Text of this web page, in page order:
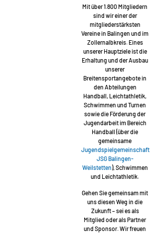
Mit über 1.800 Mitgliedern
sind wir einer der
mitgliederstärksten
Vereine in Balingen und im
Zollernalbkreis. Eines
unserer Hauptziele ist die
Erhaltung und der Ausbau
unserer
Breitensportangebote in
den Abteilungen
Handball, Leichtathletik,
Schwimmen und Turnen
sowie die Förderung der
Jugendarbeit im Bereich
Handball (über die
gemeinsame
Jugendspielgemeinschaft
JSG Balingen-
Weilstetten), Schwimmen
und Leichtathletik.
Gehen Sie gemeinsam mit
uns diesen Weg in die
Zukunft – sei es als
Mitglied oder als Partner
und Sponsor. Wir freuen